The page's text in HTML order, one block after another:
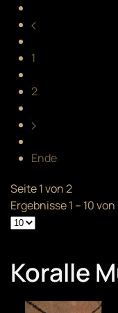
1
2
Ende
Seite 1 von 2
Ergebnisse 1 – 10 von
Koralle